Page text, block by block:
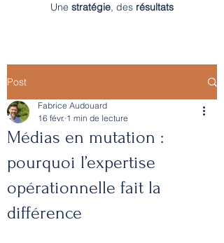
Une stratégie, des résultats
Post
Médias en mutation :
pourquoi l’expertise
opérationnelle fait la
différence
Fabrice Audouard
16 févr. 1 min de lecture